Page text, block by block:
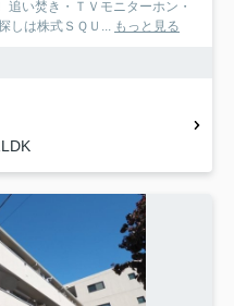
い焚き・ＴＶモニターホン・
しは株式ＳＱＵ...
もっと見る